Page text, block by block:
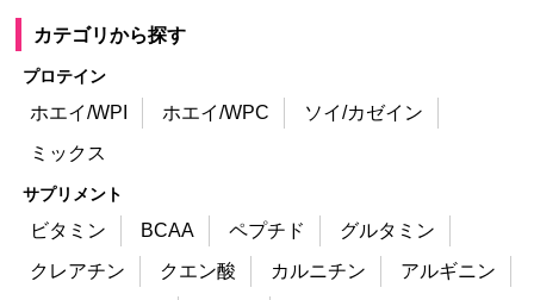
カテゴリから探す
プロテイン
ホエイ/WPI ホエイ/WPC
ソイ/カゼイン
ミックス
サプリメント
ビタミン BCAA ペプチド
グルタミン
クレアチン
クエン酸 カルニチン
アルギニン